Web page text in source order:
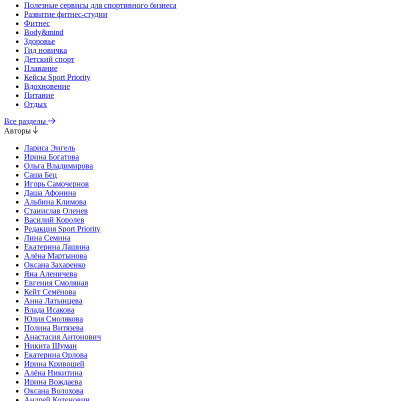
Полезные сервисы для спортивного бизнеса
Развитие фитнес-студии
Фитнес
Body&mind
Здоровье
Гид новичка
Детский спорт
Плавание
Кейсы Sport Priority
Вдохновение
Питание
Отдых
Все разделы
Авторы
Лариса Энгель
Ирина Богатова
Ольга Владимирова
Саша Бец
Игорь Самочернов
Даша Афонина
Альбина Климова
Станислав Оленев
Василий Королев
Редакция Sport Priority
Лина Семина
Екатерина Лашина
Алёна Мартынова
Оксана Захаренко
Яна Аленичева
Евгения Смоляная
Кейт Семёнова
Анна Латынцева
Влада Исакова
Юлия Смолякова
Полина Витязева
Анастасия Антонович
Никита Шуман
Екатерина Орлова
Ирина Кривошей
Алёна Никитина
Ирина Вождаева
Оксана Волохова